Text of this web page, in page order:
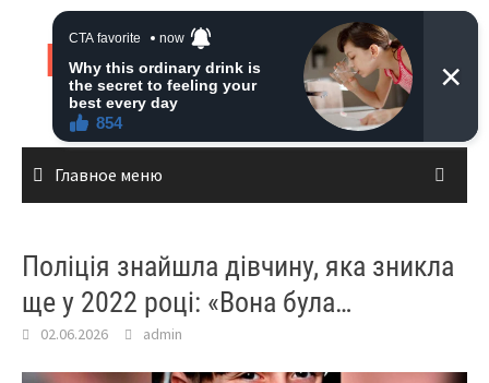
Перейти
содержимому
Live News
Главное меню
Поліція знайшла дівчину, яка зникла
ще у 2022 році: «Вона була…
02.06.2026 admin